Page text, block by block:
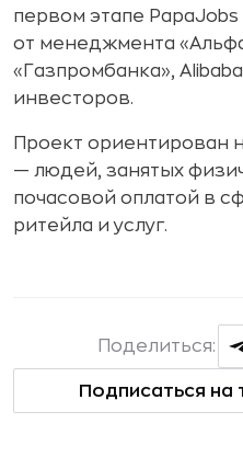
первом этапе
от менеджмента
«Газпромбанка»,
инвесторов.
Проект ориентирован
— людей, занятых
почасовой оплатой в
ритейла и услуг.
Подписаться на
Поделиться: